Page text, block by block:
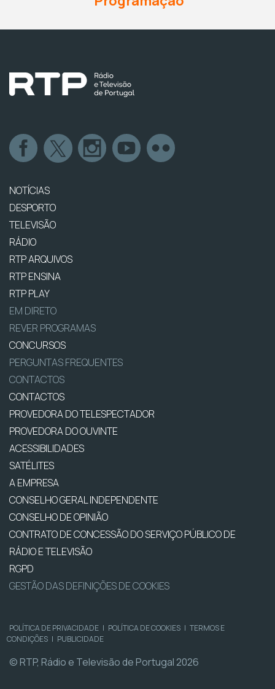
NOTÍCIAS
DESPORTO
TELEVISÃO
RÁDIO
RTP ARQUIVOS
RTP ENSINA
RTP PLAY
EM DIRETO
REVER PROGRAMAS
CONCURSOS
PERGUNTAS FREQUENTES
CONTACTOS
CONTACTOS
PROVEDORA DO TELESPECTADOR
PROVEDORA DO OUVINTE
ACESSIBILIDADES
SATÉLITES
A EMPRESA
CONSELHO GERAL INDEPENDENTE
CONSELHO DE OPINIÃO
CONTRATO DE CONCESSÃO DO SERVIÇO PÚBLICO DE
RÁDIO E TELEVISÃO
RGPD
GESTÃO DAS DEFINIÇÕES DE COOKIES
POLÍTICA DE PRIVACIDADE | POLÍTICA DE COOKIES | TERMOS E
CONDIÇÕES | PUBLICIDADE
© RTP, Rádio e Televisão de Portugal 2026